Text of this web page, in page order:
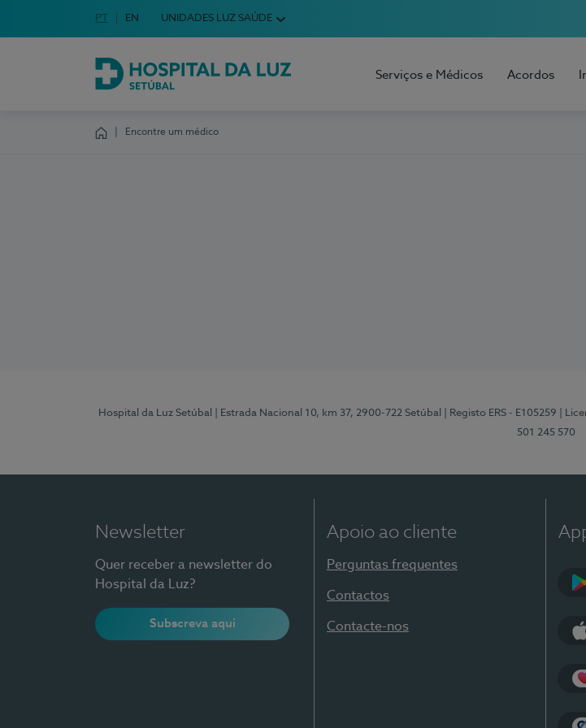
Escolha o seu idioma
Idioma em Português
PT English Language
EN UNIDADES LUZ SAÚDE
Hospital da Luz Setúbal
Serviços e Médicos Acordos
Encontre um médico
Hospital da Luz Setúbal | Estrada Nacional 10, km 37, 2900-722 Setúbal | Registo ERS - E105259 |
501 245 570
Newsletter
Quer receber a newsletter do
Hospital da Luz?
Subscreva aqui
Apoio ao cliente
Perguntas frequentes
Contactos
Contacte-nos